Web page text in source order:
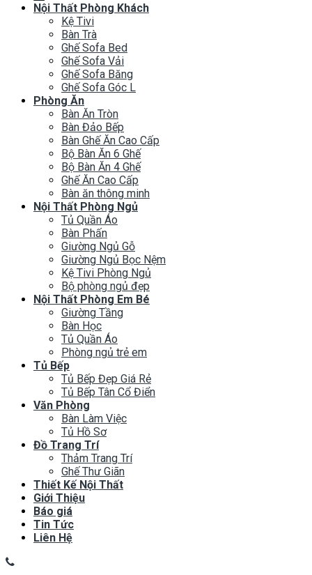
Nội Thất Phòng Khách
Kệ Tivi
Bàn Trà
Ghế Sofa Bed
Ghế Sofa Vải
Ghế Sofa Băng
Ghế Sofa Góc L
Phòng Ăn
Bàn Ăn Tròn
Bàn Đảo Bếp
Bàn Ghế Ăn Cao Cấp
Bộ Bàn Ăn 6 Ghế
Bộ Bàn Ăn 4 Ghế
Ghế Ăn Cao Cấp
Bàn ăn thông minh
Nội Thất Phòng Ngủ
Tủ Quần Áo
Bàn Phấn
Giường Ngủ Gỗ
Giường Ngủ Bọc Nệm
Kệ Tivi Phòng Ngủ
Bộ phòng ngủ đẹp
Nội Thất Phòng Em Bé
Giường Tầng
Bàn Học
Tủ Quần Áo
Phòng ngủ trẻ em
Tủ Bếp
Tủ Bếp Đẹp Giá Rẻ
Tủ Bếp Tân Cổ Điển
Văn Phòng
Bàn Làm Việc
Tủ Hồ Sơ
Đồ Trang Trí
Thảm Trang Trí
Ghế Thư Giãn
Thiết Kế Nội Thất
Giới Thiệu
Báo giá
Tin Tức
Liên Hệ